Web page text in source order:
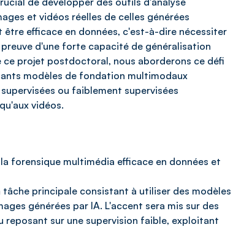
et vidéos réelles de celles générées
efficace en données, c'est-à-dire nécessiter
d'une forte capacité de généralisation
ce projet postdoctoral, nous aborderons ce défi
modèles de fondation multimodaux
ou faiblement supervisées
vidéos.
forensique multimédia efficace en données et
principale consistant à utiliser des modèles
générées par IA. L'accent sera mis sur des
sur une supervision faible, exploitant